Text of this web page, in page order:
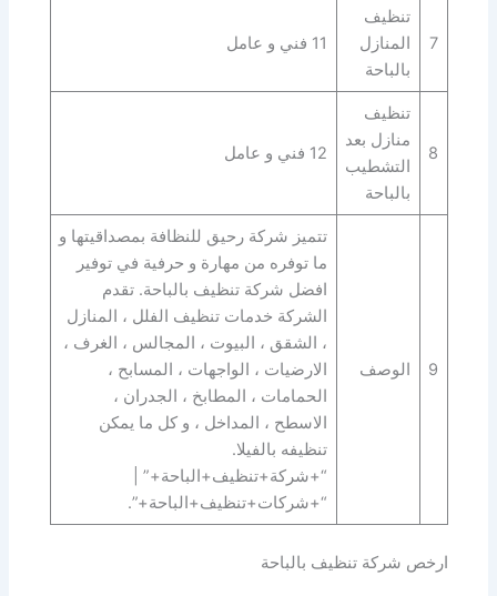
7
تنظيف
المنازل
بالباحة
11 فني و عامل
8
تنظيف
منازل بعد
التشطيب
بالباحة
12 فني و عامل
9 الوصف
تتميز شركة رحيق للنظافة بمصداقيتها و
ما توفره من مهارة و حرفية في توفير
افضل شركة تنظيف بالباحة. تقدم
الشركة خدمات تنظيف الفلل ، المنازل
، الشقق ، البيوت ، المجالس ، الغرف ،
الارضيات ، الواجهات ، المسابح ،
الحمامات ، المطابخ ، الجدران ،
الاسطح ، المداخل ، و كل ما يمكن
تنظيفه بالفيلا.
“+شركة+تنظيف+الباحة+” |
“+شركات+تنظيف+الباحة+”.
ارخص شركة تنظيف بالباحة